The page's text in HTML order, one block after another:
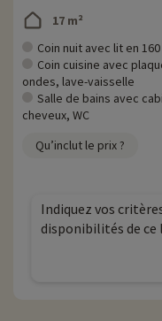
17 m²
Coin nuit avec lit en 160
Coin cuisine avec
ondes, lave-vaisselle
Salle de bains avec
cheveux, WC
Qu’inclut le prix ?
Indiquez vos
disponibilités de